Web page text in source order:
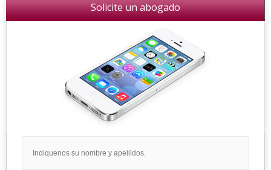
Solicite un abogado